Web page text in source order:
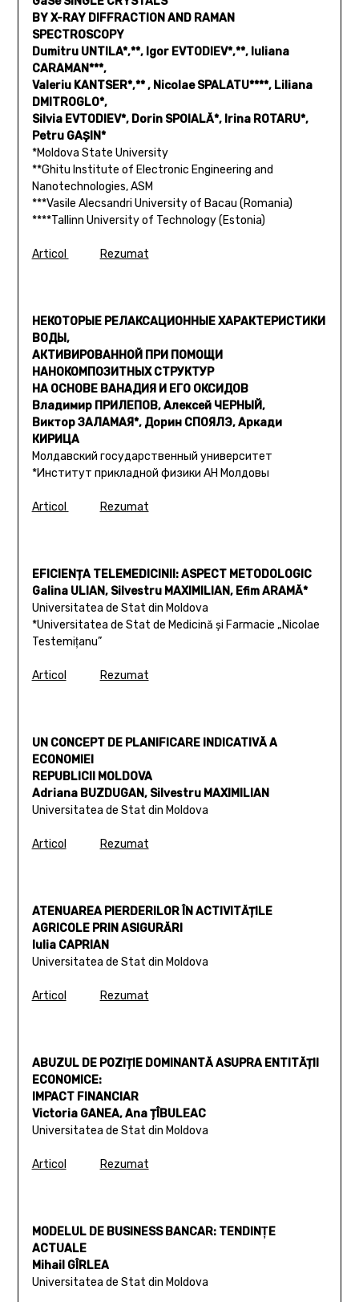
BY X-RAY DIFFRACTION AND RAMAN
SPECTROSCOPY
Dumitru UNTILA*,**, Igor EVTODIEV*,**, Iuliana
CARAMAN***,
Valeriu KANTSER*,** , Nicolae SPALATU****, Liliana
DMITROGLO*,
Silvia EVTODIEV*, Dorin SPOIALĂ*, Irina ROTARU*,
Petru GAȘIN*
*Moldova State University
**Ghitu Institute of Electronic Engineering and
Nanotechnologies, ASM
***Vasile Alecsandri University of Bacau (Romania)
****Tallinn University of Technology (Estonia)
Articol Rezumat
НЕКОТОРЫЕ РЕЛАКСАЦИОННЫЕ ХАРАКТЕРИСТИКИ
ВОДЫ,
АКТИВИРОВАННОЙ ПРИ ПОМОЩИ
НАНОКОМПОЗИТНЫХ СТРУКТУР
НА ОСНОВЕ ВАНАДИЯ И ЕГО ОКСИДОВ
Владимир ПРИЛЕПОВ, Алексей ЧЕРНЫЙ,
Виктор ЗАЛАМАЯ*, Дорин СПОЯЛЭ, Аркади
КИРИЦА
Молдавский государственный университет
*Институт прикладной физики АН Молдовы
Articol Rezumat
EFICIENȚA TELEMEDICINII: ASPECT METODOLOGIC
Galina ULIAN, Silvestru MAXIMILIAN, Efim ARAMĂ*
Universitatea de Stat din Moldova
*Universitatea de Stat de Medicină şi Farmacie „Nicolae
Testemiţanu”
Articol Rezumat
UN CONCEPT DE PLANIFICARE INDICATIVĂ A
ECONOMIEI
REPUBLICII MOLDOVA
Adriana BUZDUGAN, Silvestru MAXIMILIAN
Universitatea de Stat din Moldova
Articol Rezumat
ATENUAREA PIERDERILOR ÎN ACTIVITĂȚILE
AGRICOLE PRIN ASIGURĂRI
Iulia CAPRIAN
Universitatea de Stat din Moldova
Articol Rezumat
ABUZUL DE POZIȚIE DOMINANTĂ ASUPRA ENTITĂȚII
ECONOMICE:
IMPACT FINANCIAR
Victoria GANEA, Ana ȚÎBULEAC
Universitatea de Stat din Moldova
Articol Rezumat
MODELUL DE BUSINESS BANCAR: TENDINŢE
ACTUALE
Mihail GÎRLEA
Universitatea de Stat din Moldova